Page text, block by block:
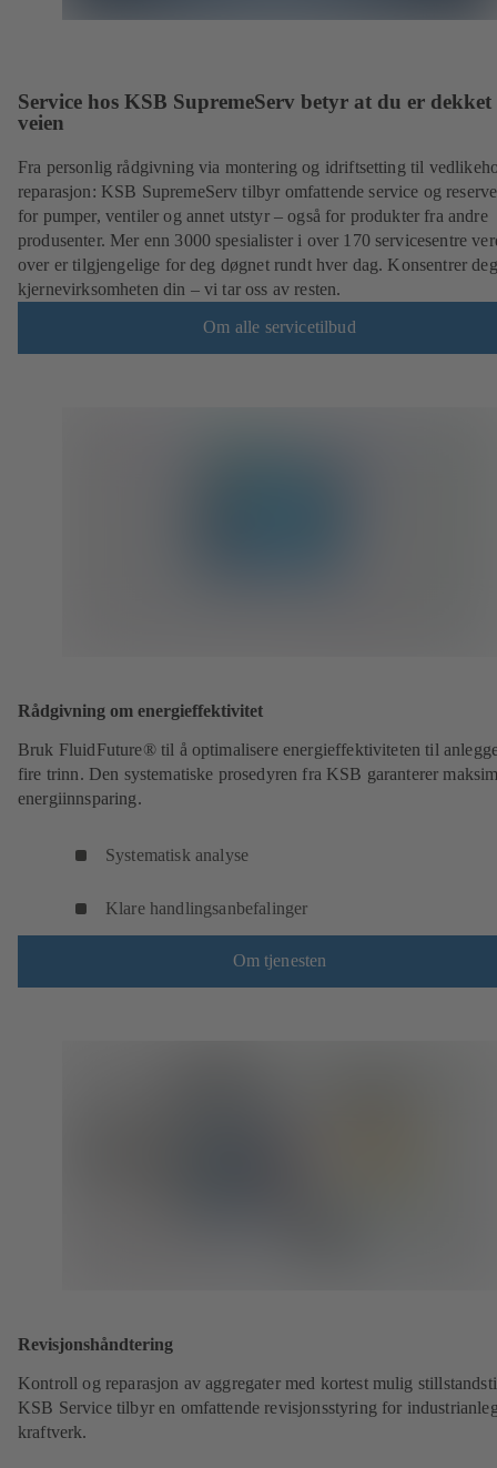
Service hos KSB SupremeServ betyr at du er dekket
veien
Fra personlig rådgivning via montering og idriftsetting til
reparasjon: KSB SupremeServ tilbyr omfattende service og
for pumper, ventiler og annet utstyr – også for produkter fra andre
produsenter. Mer enn 3000 spesialister i over 170 servicesentre
over er tilgjengelige for deg døgnet rundt hver dag. Konsentrer
kjernevirksomheten din – vi tar oss av resten.
Om alle servicetilbud
Rådgivning om energieffektivitet
Bruk FluidFuture® til å optimalisere energieffektiviteten til
fire trinn. Den systematiske prosedyren fra KSB garanterer
energiinnsparing.
Systematisk analyse
Klare handlingsanbefalinger
Om tjenesten
Revisjonshåndtering
Kontroll og reparasjon av aggregater med kortest mulig
KSB Service tilbyr en omfattende revisjonsstyring for
kraftverk.